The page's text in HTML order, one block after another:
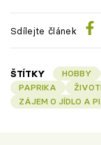
Sdílejte článek
ŠTÍTKY HOBBY
PAPRIKA
ZÁJEM O JÍDLO A